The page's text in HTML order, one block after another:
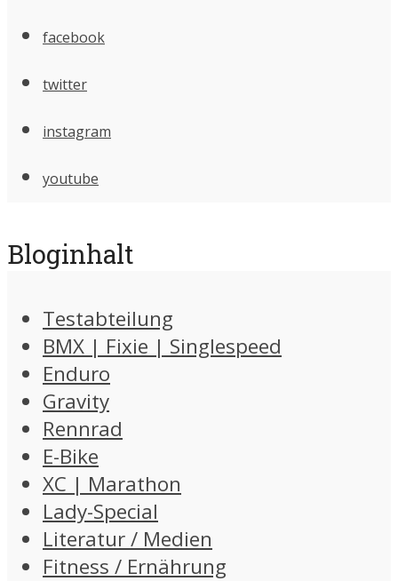
facebook
twitter
instagram
youtube
Bloginhalt
Testabteilung
BMX | Fixie | Singlespeed
Enduro
Gravity
Rennrad
E-Bike
XC | Marathon
Lady-Special
Literatur / Medien
Fitness / Ernährung